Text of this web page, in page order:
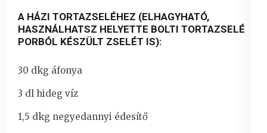
A HÁZI TORTAZSELÉHEZ (ELHAGYHATÓ,
HASZNÁLHATSZ HELYETTE BOLTI TORTAZSELÉ
PORBÓL KÉSZÜLT ZSELÉT IS):
30 dkg áfonya
3 dl hideg víz
1,5 dkg negyedannyi édesítő